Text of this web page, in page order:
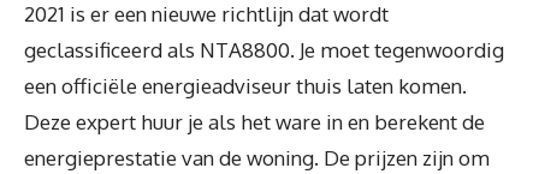
2021 is er een nieuwe richtlijn dat wordt
geclassificeerd als NTA8800. Je moet tegenwoordig
een officiële energieadviseur thuis laten komen.
Deze expert huur je als het ware in en berekent de
energieprestatie van de woning. De prijzen zijn om